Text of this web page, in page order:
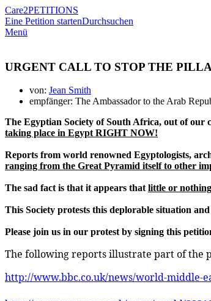
Care2PETITIONS
Eine Petition startenDurchsuchen
Menü
URGENT CALL TO STOP THE
von: Jean Smith
empfänger: The Ambassador to the Arab
The Egyptian Society of South Africa, out of our
taking place in Egypt RIGHT NOW!
Reports from world renowned Egyptologists,
ranging from the Great Pyramid itself to other
The sad fact is that it appears thatlittle or
This Society protests this deplorable situation
Please join us in our protest by signing this
The following reports illustrate part of the
http://www.bbc.co.uk/news/world-middle-